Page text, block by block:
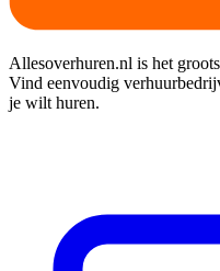
Allesoverhuren.nl is het
Vind eenvoudig
je wilt huren.